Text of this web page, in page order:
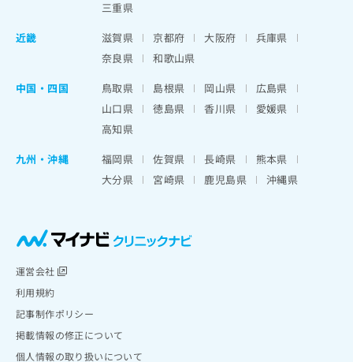
三重県
近畿
滋賀県 京都府 大阪府
兵庫県
奈良県
和歌山県
中国・四国
鳥取県 島根県 岡山県
広島県
山口県
徳島県 香川県
愛媛県
高知県
九州・沖縄
福岡県 佐賀県 長崎県
熊本県
大分県
宮崎県 鹿児島県 沖縄県
運営会社
利用規約
記事制作ポリシー
掲載情報の修正について
個人情報の取り扱いについて